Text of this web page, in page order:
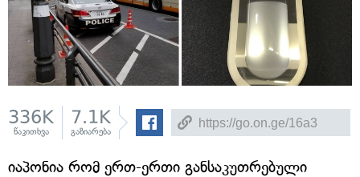
336K
წაკითხვა
7.1K
გაზიარება
იაპონია რომ ერთ-ერთი განსაკუთრებული